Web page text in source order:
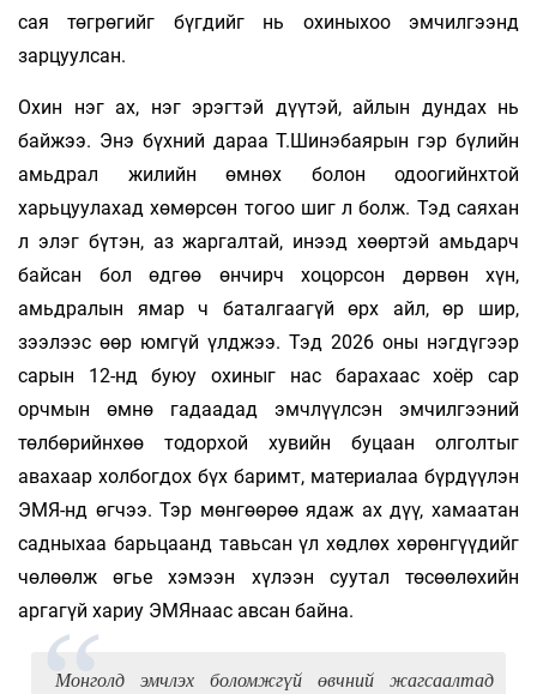
сая төгрөгийг бүгдийг нь охиныхоо эмчилгээнд
зарцуулсан.
Охин нэг ах, нэг эрэгтэй дүүтэй, айлын дундах нь
байжээ. Энэ бүхний дараа Т.Шинэбаярын гэр бүлийн
амьдрал жилийн өмнөх болон одоогийнхтой
харьцуулахад хөмөрсөн тогоо шиг л болж. Тэд саяхан
л элэг бүтэн, аз жаргалтай, инээд хөөртэй амьдарч
байсан бол өдгөө өнчирч хоцорсон дөрвөн хүн,
амьдралын ямар ч баталгаагүй өрх айл, өр шир,
зээлээс өөр юмгүй үлджээ. Тэд 2026 оны нэгдүгээр
сарын 12-нд буюу охиныг нас барахаас хоёр сар
орчмын өмнө гадаадад эмчлүүлсэн эмчилгээний
төлбөрийнхөө тодорхой хувийн буцаан олголтыг
авахаар холбогдох бүх баримт, материалаа бүрдүүлэн
ЭМЯ-нд өгчээ. Тэр мөнгөөрөө ядаж ах дүү, хамаатан
садныхаа барьцаанд тавьсан үл хөдлөх хөрөнгүүдийг
чөлөөлж өгье хэмээн хүлээн суутал төсөөлөхийн
аргагүй хариу ЭМЯнаас авсан байна.
Монголд эмчлэх боломжгүй өвчний жагсаалтад